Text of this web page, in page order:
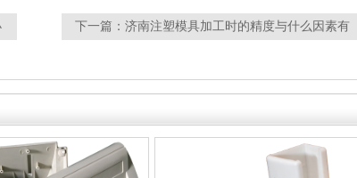
下一篇： 济南注塑模具加工时的精度与什么因素有